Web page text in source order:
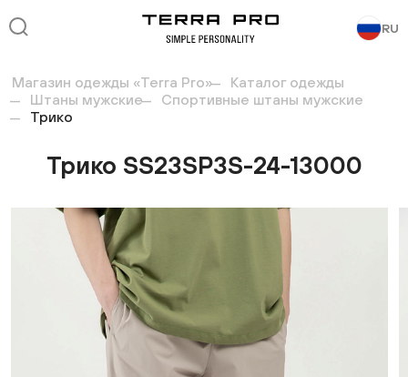
RU
Магазин одежды «Terra Pro»
Каталог одежды
Штаны мужские
Спортивные штаны мужские
Трико
Трико SS23SP3S-24-13000